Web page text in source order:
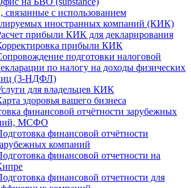
связанные с использованием
иностранных компаний (КИК)
прибыли КИК для декларирования
прибыли КИК
подготовки налоговой
по налогу на доходы физических
(3-НДФЛ)
для владельцев КИК
здоровья вашего бизнеса
финансовой отчётности зарубежных
МСФО
финансовой отчётности
компаний
финансовой отчетности на
финансовой отчетности для